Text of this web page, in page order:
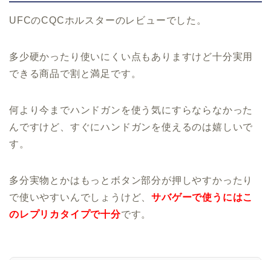
UFCのCQCホルスターのレビューでした。
多少硬かったり使いにくい点もありますけど十分実用
できる商品で割と満足です。
何より今までハンドガンを使う気にすらならなかった
んですけど、すぐにハンドガンを使えるのは嬉しいで
す。
多分実物とかはもっとボタン部分が押しやすかったり
で使いやすいんでしょうけど、サバゲーで使うにはこ
のレプリカタイプで十分です。